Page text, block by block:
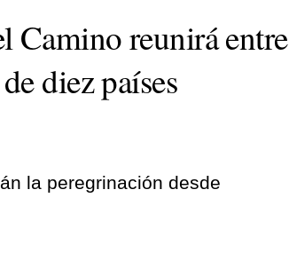
Camino reunirá entre
diez países
la peregrinación desde